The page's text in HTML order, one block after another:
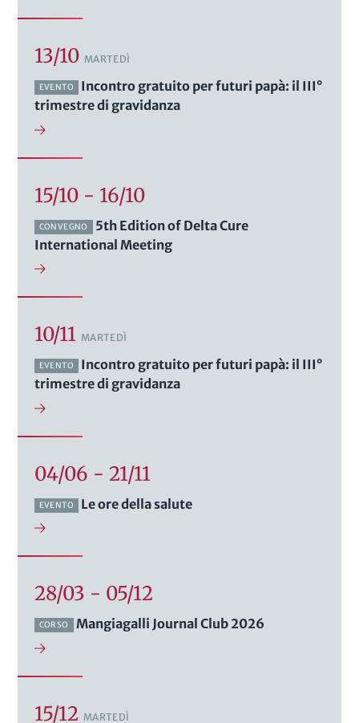
13/10 MARTEDÌ
EVENTO
Incontro gratuito per futuri papà: il III°
trimestre di gravidanza
15/10 - 16/10
CONVEGNO
5th Edition of Delta Cure
International Meeting
10/11 MARTEDÌ
EVENTO
Incontro gratuito per futuri papà: il III°
trimestre di gravidanza
04/06 - 21/11
EVENTO Le ore della salute
28/03 - 05/12
CORSO Mangiagalli Journal Club 2026
15/12 MARTEDÌ